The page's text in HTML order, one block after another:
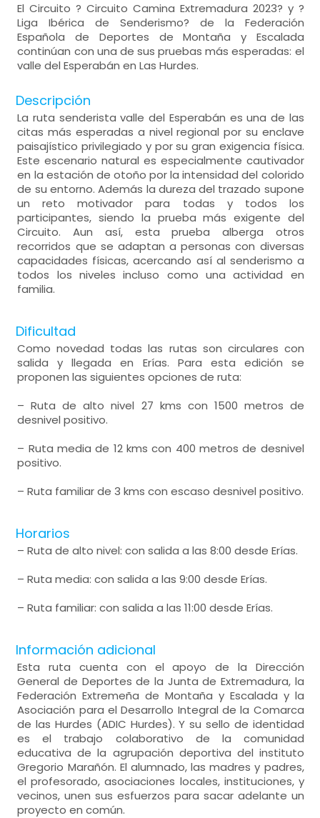
El Circuito ? Circuito Camina Extremadura 2023? y ?
Liga Ibérica de Senderismo? de la Federación
Española de Deportes de Montaña y Escalada
continúan con una de sus pruebas más esperadas: el
valle del Esperabán en Las Hurdes.
Descripción
La ruta senderista valle del Esperabán es una de las
citas más esperadas a nivel regional por su enclave
paisajístico privilegiado y por su gran exigencia física.
Este escenario natural es especialmente cautivador
en la estación de otoño por la intensidad del colorido
de su entorno. Además la dureza del trazado supone
un reto motivador para todas y todos los
participantes, siendo la prueba más exigente del
Circuito. Aun así, esta prueba alberga otros
recorridos que se adaptan a personas con diversas
capacidades físicas, acercando así al senderismo a
todos los niveles incluso como una actividad en
familia.
Dificultad
Como novedad todas las rutas son circulares con
salida y llegada en Erías. Para esta edición se
proponen las siguientes opciones de ruta:
– Ruta de alto nivel 27 kms con 1500 metros de
desnivel positivo.
– Ruta media de 12 kms con 400 metros de desnivel
positivo.
– Ruta familiar de 3 kms con escaso desnivel positivo.
Horarios
– Ruta de alto nivel: con salida a las 8:00 desde Erías.
– Ruta media: con salida a las 9:00 desde Erías.
– Ruta familiar: con salida a las 11:00 desde Erías.
Información adicional
Esta ruta cuenta con el apoyo de la Dirección
General de Deportes de la Junta de Extremadura, la
Federación Extremeña de Montaña y Escalada y la
Asociación para el Desarrollo Integral de la Comarca
de las Hurdes (ADIC Hurdes). Y su sello de identidad
es el trabajo colaborativo de la comunidad
educativa de la agrupación deportiva del instituto
Gregorio Marañón. El alumnado, las madres y padres,
el profesorado, asociaciones locales, instituciones, y
vecinos, unen sus esfuerzos para sacar adelante un
proyecto en común.